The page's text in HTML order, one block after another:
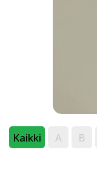
Kaikki A B